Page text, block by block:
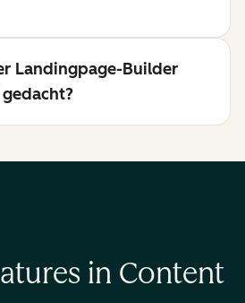
Landingpage-Builder
in Content